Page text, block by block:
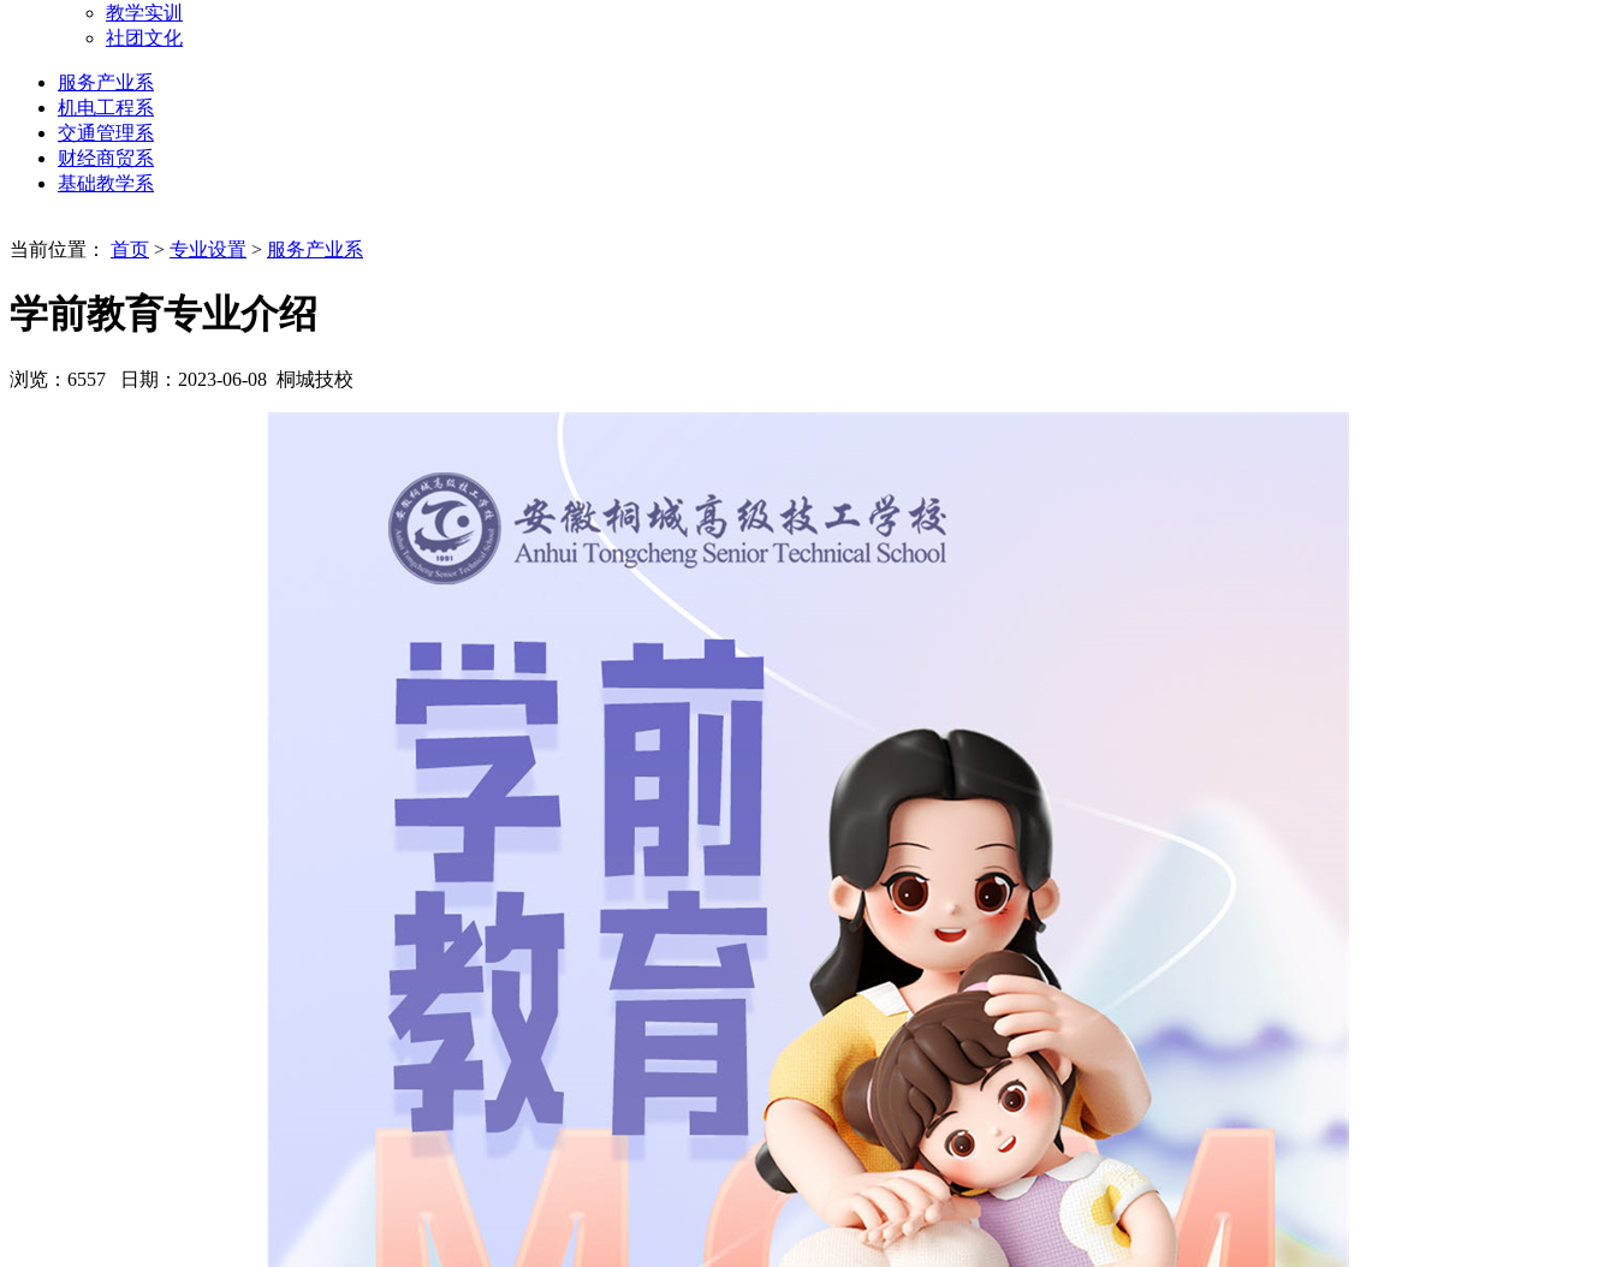
教学实训
社团文化
服务产业系
机电工程系
交通管理系
财经商贸系
基础教学系
当前位置： 首页 > 专业设置 > 服务产业系
学前教育专业介绍
浏览： 6557 日期：2023-06-08 桐城技校